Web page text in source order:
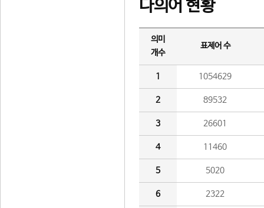
다의어 현황
의미
개수
표제어 수
1 1054629
2 89532
3 26601
4 11460
5 5020
6 2322